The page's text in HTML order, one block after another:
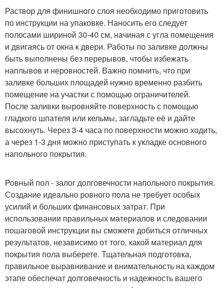
Раствор для финишного слоя необходимо приготовить
по инструкции на упаковке. Наносить его следует
полосами шириной 30-40 см, начиная с угла помещения
и двигаясь от окна к двери. Работы по заливке должны
быть выполнены без перерывов, чтобы избежать
наплывов и неровностей. Важно помнить, что при
заливке больших площадей нужно временно разбить
помещение на участки с помощью ограничителей.
После заливки выровняйте поверхность с помощью
гладкого шпателя или кельмы, загладьте её и дайте
высохнуть. Через 3-4 часа по поверхности можно ходить,
а через 1-3 дня можно приступать к укладке основного
напольного покрытия.
Ровный пол - залог долговечности напольного покрытия.
Создание идеально ровного пола не требует особых
усилий и больших финансовых затрат. При
использовании правильных материалов и следовании
пошаговой инструкции вы сможете добиться отличных
результатов, независимо от того, какой материал для
покрытия пола выберете. Тщательная подготовка,
правильное выравнивание и внимательность на каждом
этапе обеспечат долговечность и надежность вашего